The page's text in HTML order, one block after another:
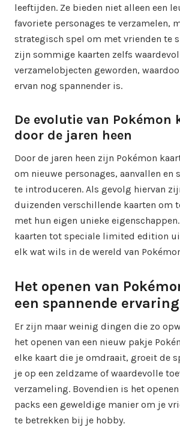
leeftijden. Ze bieden niet alleen een
favoriete personages te verzamelen,
strategisch spel om met vrienden te
zijn sommige kaarten zelfs
verzamelobjecten geworden,
ervan nog spannender is.
De evolutie van Pokémon
door de jaren heen
Door de jaren heen zijn Pokémon
om nieuwe personages, aanvallen en
te introduceren. Als gevolg hiervan
duizenden verschillende kaarten om
met hun eigen unieke
kaarten tot speciale limited edition
elk wat wils in de wereld van
Het openen van
een spannende ervaring
Er zijn maar weinig dingen die zo
het openen van een nieuw pakje
elke kaart die je omdraait, groeit de
je op een zeldzame of waardevolle
verzameling. Bovendien is het
packs een geweldige manier om je
te betrekken bij je hobby.